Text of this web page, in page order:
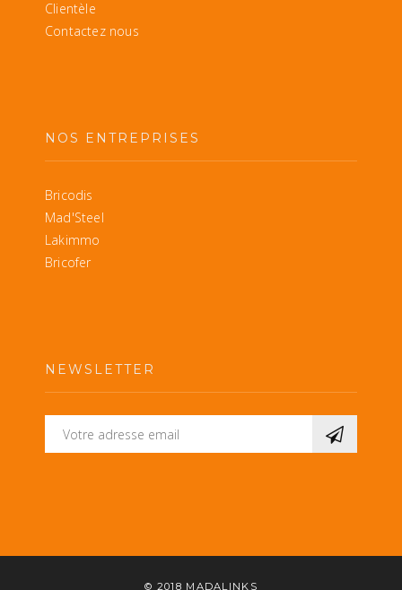
Clientèle
Contactez nous
NOS ENTREPRISES
Bricodis
Mad'Steel
Lakimmo
Bricofer
NEWSLETTER
© 2018 MADALINKS